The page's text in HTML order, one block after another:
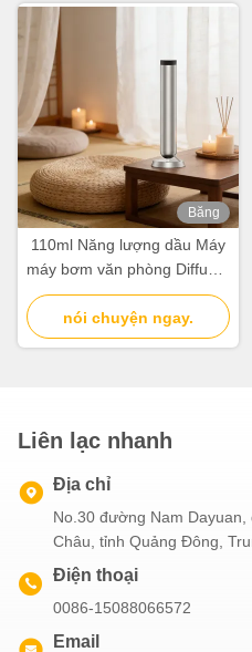
Băng
110ml Năng lượng dầu Máy
máy bơm văn phòng Diffuser
hương vị nhôm hợp kim
nói chuyện ngay.
Liên lạc nhanh
Địa chỉ
No.30 đường Nam
Châu, tỉnh Quảng Đông,
Điện thoại
0086-15088066572
Email